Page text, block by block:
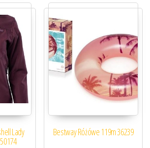
Lady Bestway Różówe 119m 36239